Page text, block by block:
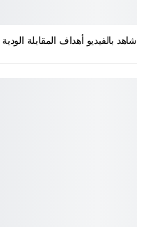
شاهد بالفيديو أهداف المقابلة